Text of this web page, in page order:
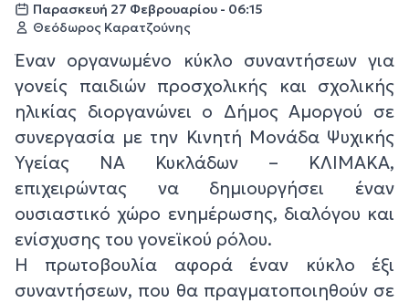
Παρασκευή 27 Φεβρουαρίου - 06:15
Θεόδωρος Καρατζούνης
Έναν οργανωμένο κύκλο συναντήσεων για
γονείς παιδιών προσχολικής και σχολικής
ηλικίας διοργανώνει ο Δήμος Αμοργού σε
συνεργασία με την Κινητή Μονάδα Ψυχικής
Υγείας ΝΑ Κυκλάδων – ΚΛΙΜΑΚΑ,
επιχειρώντας να δημιουργήσει έναν
ουσιαστικό χώρο ενημέρωσης, διαλόγου και
ενίσχυσης του γονεϊκού ρόλου.
Η πρωτοβουλία αφορά έναν κύκλο έξι
συναντήσεων, που θα πραγματοποιηθούν σε